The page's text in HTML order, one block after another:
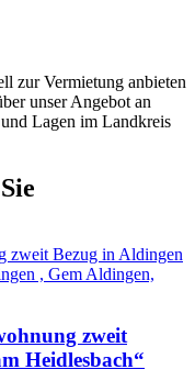
zur Vermietung anbieten
unser Angebot an
Lagen im Landkreis
zweit
Heidlesbach“